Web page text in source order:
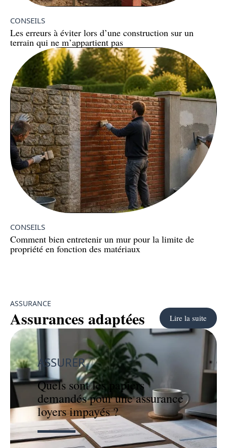
CONSEILS
Les erreurs à éviter lors d’une construction sur un
terrain qui ne m’appartient pas
CONSEILS
Comment bien entretenir un mur pour la limite de
propriété en fonction des matériaux
ASSURANCE
Assurances adaptées Lire la suite
ASSURER
Quels sont les papiers
demandés pour une assurance
loyers impayés ?